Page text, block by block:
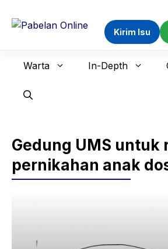
Kirim Isu
Warta In-Depth
Gedung UMS untuk
pernikahan anak